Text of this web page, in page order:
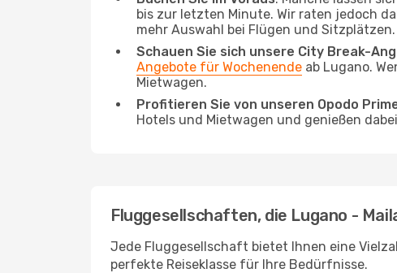
bis zur letzten Minute. Wir raten jedoch
mehr Auswahl bei Flügen und Sitzplätzen.
Schauen Sie sich unsere City Break-
Angebote für Wochenende ab Lugano.
Mietwagen.
Profitieren Sie von unseren Opodo
Hotels und Mietwagen und genießen
Fluggesellschaften, die Lugano -
Jede Fluggesellschaft bietet Ihnen eine
perfekte Reiseklasse für Ihre Bedürfnisse.